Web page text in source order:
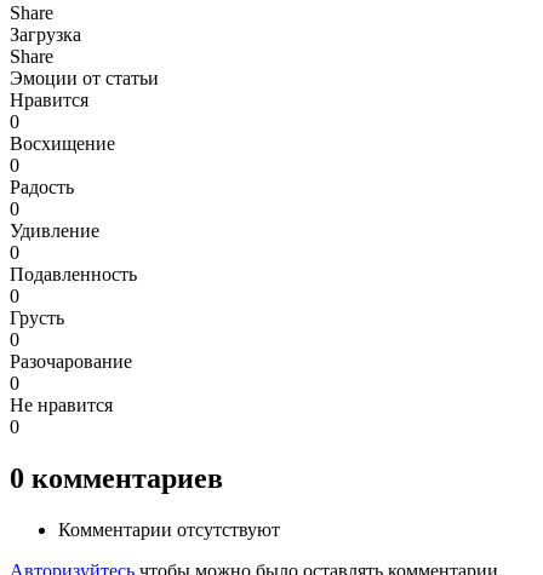
Share
Загрузка
Share
Эмоции от статьи
Нравится
0
Восхищение
0
Радость
0
Удивление
0
Подавленность
0
Грусть
0
Разочарование
0
Не нравится
0
0 комментариев
Комментарии отсутствуют
Авторизуйтесь чтобы можно было оставлять комментарии.